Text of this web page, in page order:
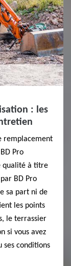
: les
remplacement
Pro
qualité à titre
BD Pro
sa part ni de
les points
le terrassier
si vous avez
ses conditions